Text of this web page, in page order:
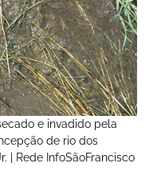
e invadido pela
de rio dos
| Rede InfoSãoFrancisco